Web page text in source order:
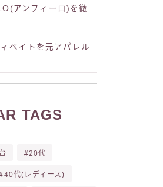
アンフィーロ)を徹
ベイトを元アパレル
TAGS
20代
40代(レディース)